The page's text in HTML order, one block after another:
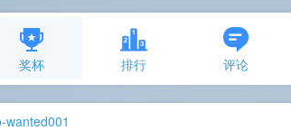
奖杯 排行 评论
wanted001